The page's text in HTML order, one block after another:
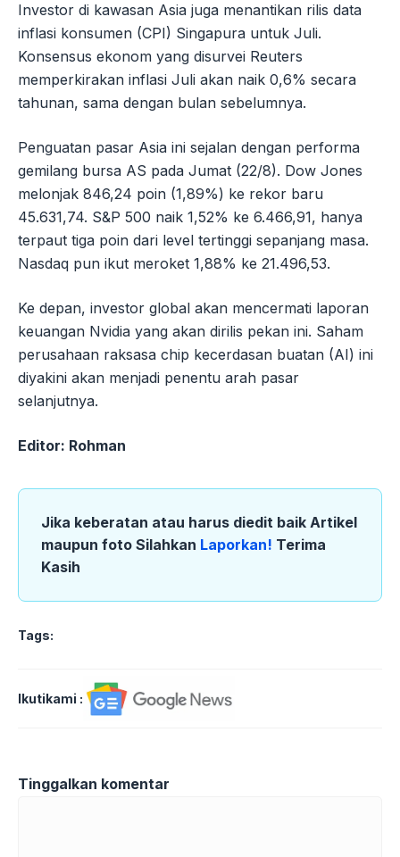
Investor di kawasan Asia juga menantikan rilis data
inflasi konsumen (CPI) Singapura untuk Juli.
Konsensus ekonom yang disurvei Reuters
memperkirakan inflasi Juli akan naik 0,6% secara
tahunan, sama dengan bulan sebelumnya.
Penguatan pasar Asia ini sejalan dengan performa
gemilang bursa AS pada Jumat (22/8). Dow Jones
melonjak 846,24 poin (1,89%) ke rekor baru
45.631,74. S&P 500 naik 1,52% ke 6.466,91, hanya
terpaut tiga poin dari level tertinggi sepanjang masa.
Nasdaq pun ikut meroket 1,88% ke 21.496,53.
Ke depan, investor global akan mencermati laporan
keuangan Nvidia yang akan dirilis pekan ini. Saham
perusahaan raksasa chip kecerdasan buatan (AI) ini
diyakini akan menjadi penentu arah pasar
selanjutnya.
Editor: Rohman
Jika keberatan atau harus diedit baik Artikel
maupun foto Silahkan Laporkan! Terima
Kasih
Tags:
Ikutikami :
Tinggalkan komentar